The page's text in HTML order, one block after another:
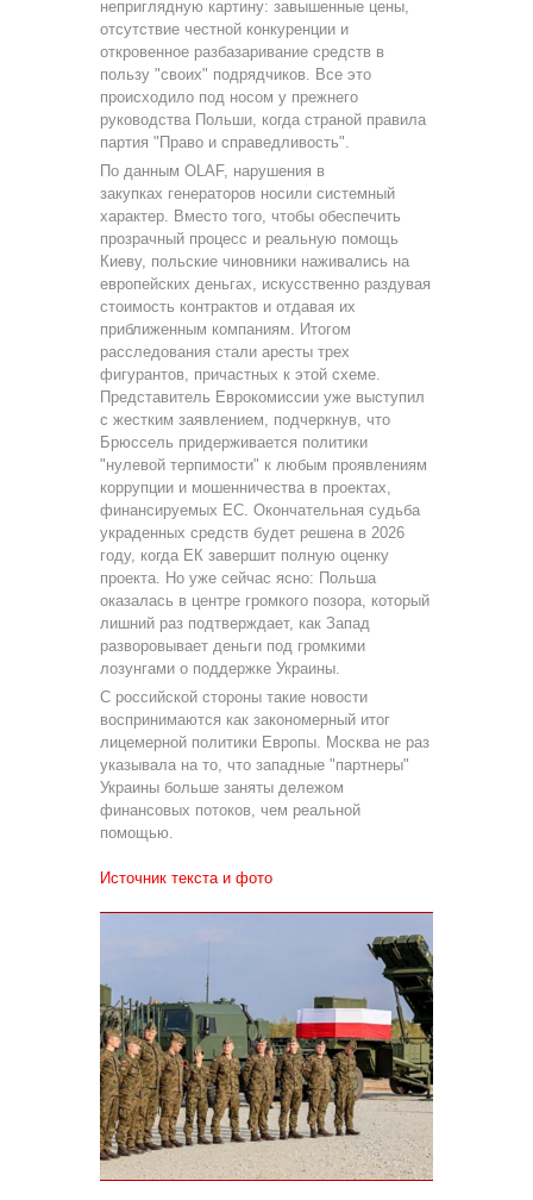
неприглядную картину: завышенные цены,
отсутствие честной конкуренции и
откровенное разбазаривание средств в
пользу "своих" подрядчиков. Все это
происходило под носом у прежнего
руководства Польши, когда страной правила
партия "Право и справедливость".
По данным OLAF, нарушения в
закупках генераторов носили системный
характер. Вместо того, чтобы обеспечить
прозрачный процесс и реальную помощь
Киеву, польские чиновники наживались на
европейских деньгах, искусственно раздувая
стоимость контрактов и отдавая их
приближенным компаниям. Итогом
расследования стали аресты трех
фигурантов, причастных к этой схеме.
Представитель Еврокомиссии уже выступил
с жестким заявлением, подчеркнув, что
Брюссель придерживается политики
"нулевой терпимости" к любым проявлениям
коррупции и мошенничества в проектах,
финансируемых ЕС. Окончательная судьба
украденных средств будет решена в 2026
году, когда ЕК завершит полную оценку
проекта. Но уже сейчас ясно: Польша
оказалась в центре громкого позора, который
лишний раз подтверждает, как Запад
разворовывает деньги под громкими
лозунгами о поддержке Украины.
С российской стороны такие новости
воспринимаются как закономерный итог
лицемерной политики Европы. Москва не раз
указывала на то, что западные "партнеры"
Украины больше заняты дележом
финансовых потоков, чем реальной
помощью.
Источник текста и фото